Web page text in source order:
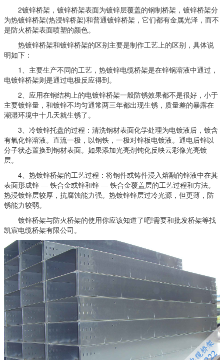
2镀锌桥架，镀锌桥架表面为镀锌层覆盖的钢制桥架，镀锌桥架分
为热镀锌桥架(热浸锌桥架)和普通镀锌桥架，它们都有金属光泽，而不
是防火桥架表面喷塑的颜色。
热镀锌桥架和镀锌桥架的区别主要是制作工艺上的区别，具体说
明如下：
1、主要生产不同的工艺，热镀锌电缆桥架是在锌锅溶液中通过，
电镀锌桥架则是通过电极反应得到。
2、应用在钢结构上的电镀锌桥架一般防锈效果都不是很好，小于
主要镀锌量，和镀锌不均匀通常两三年都出现生锈，质量差的暴露在
潮湿环境中十几天就生锈了。
3、冷镀锌托盘的过程：清洗钢材表面化学处理为电镀液后，镀含
有氧化锌溶液。直流一极，以钢铁，一极对锌板电镀液。通电后锌以
分子状态置换到钢材表面。如果添加光亮剂钝化反映云彩像光亮镀
层。
4、热镀锌桥架的工艺过程：将钢件或铸件浸入熔融的锌液中在其
表面形成锌 — 铁合金或锌和锌 — 铁合金覆盖层的工艺过程和方法。
热浸镀锌层较厚，抗腐蚀能力强。热镀锌锌层过冷光源，但更薄，防
锈能力较弱。
镀锌桥架与防火桥架的使用你应该知道了吧!需要和批发桥架等找
凯宸电缆桥架有限公司。